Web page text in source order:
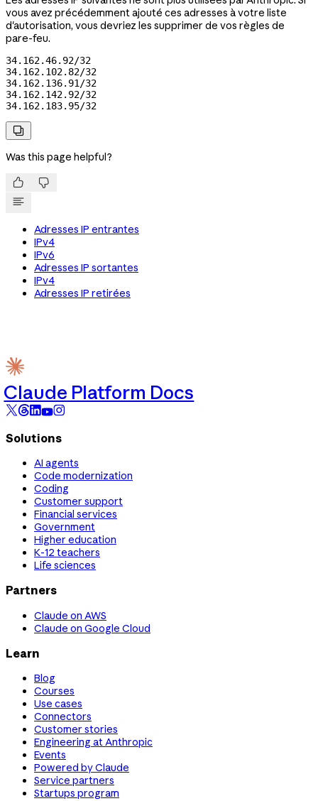
vous avez précédemment ajouté ces adresses à votre liste
d'autorisation, vous devriez les supprimer de vos règles de
pare-feu.
34.162.46.92/32
34.162.102.82/32
34.162.136.91/32
34.162.142.92/32
34.162.183.95/32

Was this page helpful?
 
Adresses IP entrantes
IPv4
IPv6
Adresses IP sortantes
IPv4
Adresses IP retirées
Claude Platform Docs
Solutions
AI agents
Code modernization
Coding
Customer support
Financial services
Government
Higher education
K-12 teachers
Life sciences
Partners
Claude on AWS
Claude on Google Cloud
Learn
Blog
Courses
Use cases
Connectors
Customer stories
Engineering at Anthropic
Events
Powered by Claude
Service partners
Startups program